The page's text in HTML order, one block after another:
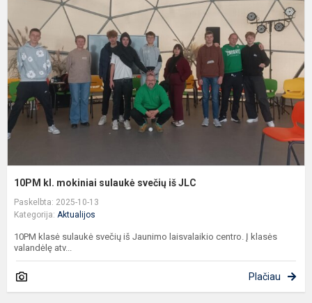
10PM kl. mokiniai sulaukė svečių iš JLC
Paskelbta: 2025-10-13
Kategorija: Aktualijos
10PM klasė sulaukė svečių iš Jaunimo laisvalaikio centro. Į klasės
valandėlę atv...
Plačiau